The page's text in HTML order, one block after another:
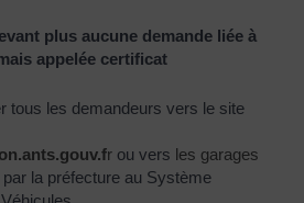
plus aucune demande liée à
appelée certificat
tous les demandeurs vers le site
r ou vers les garages
par la préfecture au Système